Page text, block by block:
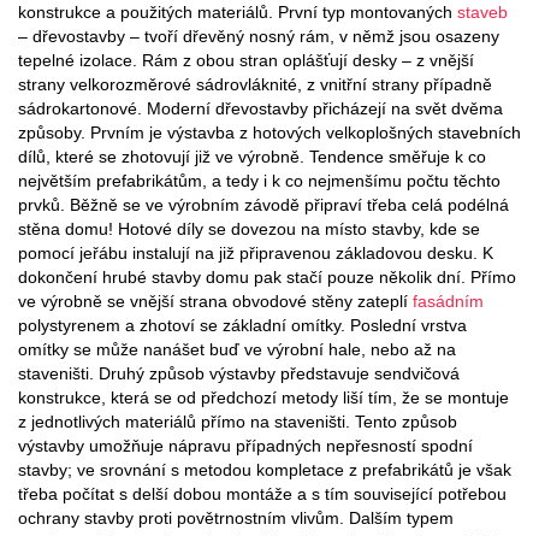
konstrukce a použitých materiálů. První typ montovaných staveb
– dřevostavby – tvoří dřevěný nosný rám, v němž jsou osazeny
tepelné izolace. Rám z obou stran oplášťují desky – z vnější
strany velkorozměrové sádrovláknité, z vnitřní strany případně
sádrokartonové. Moderní dřevostavby přicházejí na svět dvěma
způsoby. Prvním je výstavba z hotových velkoplošných stavebních
dílů, které se zhotovují již ve výrobně. Tendence směřuje k co
největším prefabrikátům, a tedy i k co nejmenšímu počtu těchto
prvků. Běžně se ve výrobním závodě připraví třeba celá podélná
stěna domu! Hotové díly se dovezou na místo stavby, kde se
pomocí jeřábu instalují na již připravenou základovou desku. K
dokončení hrubé stavby domu pak stačí pouze několik dní. Přímo
ve výrobně se vnější strana obvodové stěny zateplí fasádním
polystyrenem a zhotoví se základní omítky. Poslední vrstva
omítky se může nanášet buď ve výrobní hale, nebo až na
staveništi. Druhý způsob výstavby představuje sendvičová
konstrukce, která se od předchozí metody liší tím, že se montuje
z jednotlivých materiálů přímo na staveništi. Tento způsob
výstavby umožňuje nápravu případných nepřesností spodní
stavby; ve srovnání s metodou kompletace z prefabrikátů je však
třeba počítat s delší dobou montáže a s tím související potřebou
ochrany stavby proti povětrnostním vlivům. Dalším typem